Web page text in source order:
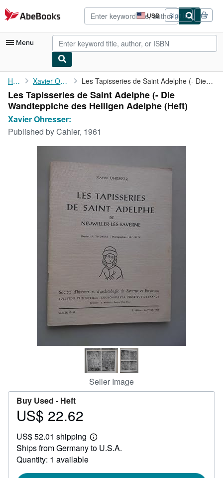
Skip to main content
AbeBooks.com USD
Site
shopping
preferences
Sign in
Menu
My Account
My Purchases
Advanced Search
Browse Collections
CLOSE
Home Xavier Ohresser: Les Tapisseries de Saint Adelphe (- Die Wandteppiche des ...
Les Tapisseries de Saint Adelphe (- Die
Wandteppiche des Heiligen Adelphe (Heft)
Xavier Ohresser:
Published byCahier, 1961
Seller Image
Buy Used - Heft
Price
22.62
US$ 22.62
US$ 52.01 shipping
Learn
more
Ships from Germany to U.S.A.
Quantity: 1 available